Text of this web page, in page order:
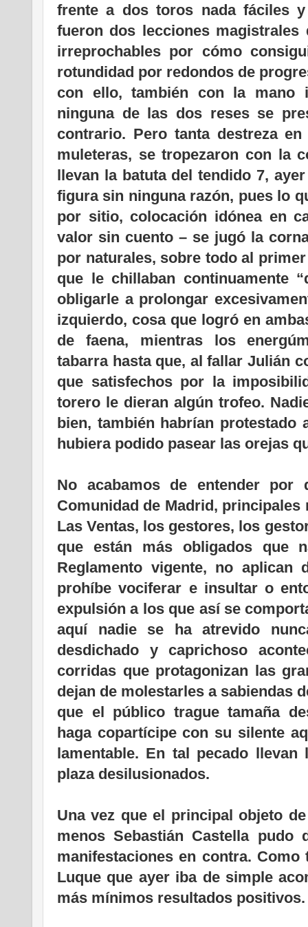
frente a dos toros nada fáciles
fueron dos lecciones magistrales
irreprochables por cómo
rotundidad por redondos de
con ello, también con la mano
ninguna de las dos reses se
contrario. Pero tanta destreza
muleteras, se tropezaron con la
llevan la batuta del tendido 7,
figura sin ninguna razón, pues lo
por sitio, colocación idónea en
valor sin cuento – se jugó la
por naturales, sobre todo al
que le chillaban continuamente
obligarle a prolongar
izquierdo, cosa que logró en
de faena, mientras los
tabarra hasta que, al fallar Julián
que satisfechos por la
torero le dieran algún trofeo.
bien, también habrían
hubiera podido pasear las orejas
No acabamos de entender por
Comunidad de Madrid, principales
Las Ventas, los gestores, los
que están más obligados que
Reglamento vigente, no
prohíbe vociferar e insultar o
expulsión a los que así se
aquí nadie se ha atrevido
desdichado y caprichoso
corridas que protagonizan las
dejan de molestarles a sabiendas
que el público trague tamaña
haga copartícipe con su silente
lamentable. En tal pecado
plaza desilusionados.
Una vez que el principal objeto
menos Sebastián Castella pudo
manifestaciones en contra.
Luque que ayer iba de simple
más mínimos resultados positivos.